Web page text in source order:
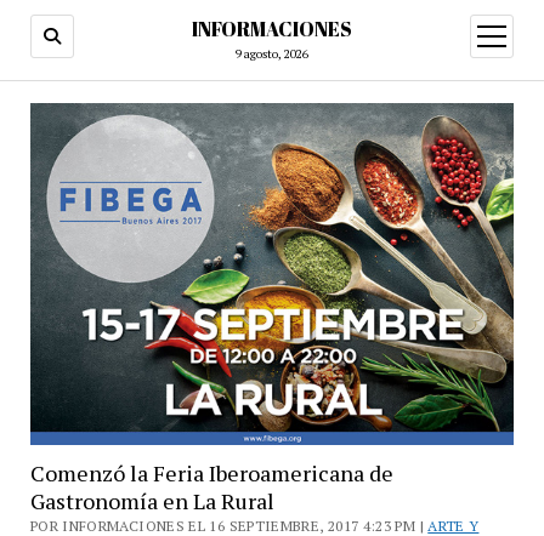
INFORMACIONES
9 agosto, 2026
abrir
menú
Comenzó la Feria Iberoamericana de
Gastronomía en La Rural
POR INFORMACIONES EL 16 SEPTIEMBRE, 2017 4:23 PM | ARTE Y